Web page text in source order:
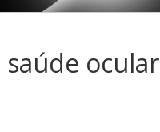
saúde ocular